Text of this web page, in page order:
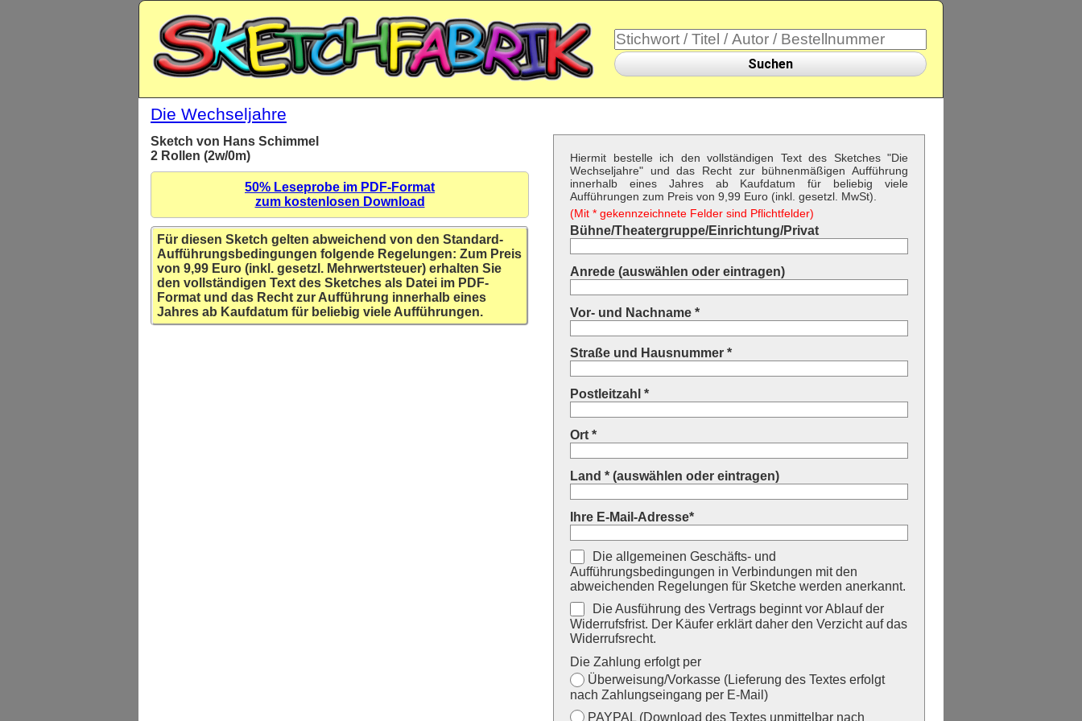
Suchen
Die Wechseljahre
Sketch von Hans Schimmel
2 Rollen (2w/0m)
50% Leseprobe im PDF-Format
zum kostenlosen Download
Für diesen Sketch gelten abweichend von den Standard-
Aufführungsbedingungen folgende Regelungen: Zum Preis
von 9,99 Euro (inkl. gesetzl. Mehrwertsteuer) erhalten Sie
den vollständigen Text des Sketches als Datei im PDF-
Format und das Recht zur Aufführung innerhalb eines
Jahres ab Kaufdatum für beliebig viele Aufführungen.
Hiermit bestelle ich den vollständigen Text des Sketches "Die
Wechseljahre" und das Recht zur bühnenmäßigen Aufführung
innerhalb eines Jahres ab Kaufdatum für beliebig viele
Aufführungen zum Preis von 9,99 Euro (inkl. gesetzl. MwSt).
(Mit * gekennzeichnete Felder sind Pflichtfelder)
Bühne/Theatergruppe/Einrichtung/Privat
Anrede (auswählen oder eintragen)
Vor- und Nachname *
Straße und Hausnummer *
Postleitzahl *
Ort *
Land * (auswählen oder eintragen)
Ihre E-Mail-Adresse*
Die allgemeinen Geschäfts- und
Aufführungsbedingungen in Verbindungen mit den
abweichenden Regelungen für Sketche werden anerkannt.
Die Ausführung des Vertrags beginnt vor Ablauf der
Widerrufsfrist. Der Käufer erklärt daher den Verzicht auf das
Widerrufsrecht.
Die Zahlung erfolgt per
Überweisung/Vorkasse (Lieferung des Textes erfolgt
nach Zahlungseingang per E-Mail)
PAYPAL (Download des Textes unmittelbar nach